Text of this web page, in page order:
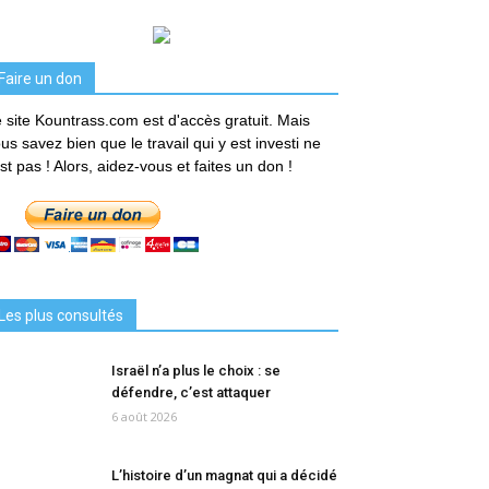
un don
site Kountrass.com est d'accès gratuit. Mais
savez bien que le travail qui y est investi ne
pas ! Alors, aidez-vous et faites un don !
plus consultés
Israël n’a plus le choix : se
défendre, c’est attaquer
6 août 2026
L’histoire d’un magnat qui a décidé